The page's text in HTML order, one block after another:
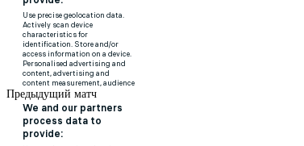
Предыдущий матч